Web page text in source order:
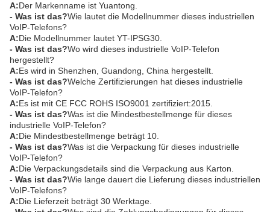
A:Der Markenname ist Yuantong.
- Was ist das?Wie lautet die Modellnummer dieses industriellen
VoIP-Telefons?
A:Die Modellnummer lautet YT-IPSG30.
- Was ist das?Wo wird dieses industrielle VoIP-Telefon
hergestellt?
A:Es wird in Shenzhen, Guandong, China hergestellt.
- Was ist das?Welche Zertifizierungen hat dieses industrielle
VoIP-Telefon?
A:Es ist mit CE FCC ROHS ISO9001 zertifiziert:2015.
- Was ist das?Was ist die Mindestbestellmenge für dieses
industrielle VoIP-Telefon?
A:Die Mindestbestellmenge beträgt 10.
- Was ist das?Was ist die Verpackung für dieses industrielle
VoIP-Telefon?
A:Die Verpackungsdetails sind die Verpackung aus Karton.
- Was ist das?Wie lange dauert die Lieferung dieses industriellen
VoIP-Telefons?
A:Die Lieferzeit beträgt 30 Werktage.